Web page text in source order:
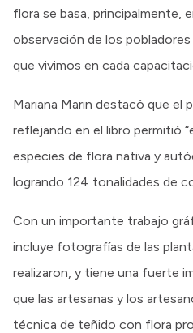
flora se basa, principalmente,
observación de los
que vivimos en cada
Mariana Marin destacó que el
reflejando en el libro permitió
especies de flora nativa y
logrando 124 tonalidades de
Con un importante trabajo
incluye fotografías de las
realizaron, y tiene una fuerte
que las artesanas y los
técnica de teñido con flora